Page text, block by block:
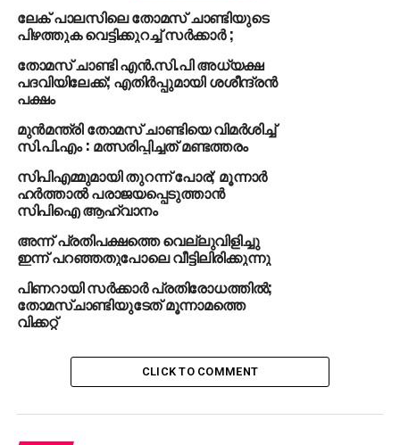
കഴിഞ്ഞ ദിവസംവരെ വെല്ലുവിളിച്ചുനിന്ന
തോമസ്ചാണ്ടിയുടെ നില വിജിലന്‍സ് അന്വേഷണം
വന്നതോടെ പരുങ്ങലിലായി. സ്ഥിതി അതീവ
ഗുരുതരമെന്ന് സി.പി.ഐ സംസ്ഥാന സെക്രട്ടറി കാനം
രാജേന്ദ്രന്‍ പറഞ്ഞു. ഇടതുനേതാക്കളുടെ
പൊതുവികാരവും ഇതുതന്നെയാണ്. അതേസമയം
കോടതി വിധിയോട് മുഖ്യമന്ത്രി പിണറായി വിജയന്‍
പ്രതികരിച്ചില്ല. ഇതുസംബന്ധിച്ച
മാധ്യമപ്രവര്‍ത്തകരുടെ ചോദ്യത്തിന് മറുപടി
നല്‍കാതെ മുഖ്യമന്ത്രി ഒഴിഞ്ഞുമാറി.
യു.ഡി.എഫ് സര്‍ക്കാരിന്റെ കാലത്ത് കെ.എം. മാണിക്കും
വന്നപ്പോള്‍ പിണറായിയും കോടിയേരിയും നടത്തിയ
പ്രതികരണങ്ങള്‍ തന്നെയാണ് തോമസ്ചാണ്ടിയുടെ
തിരിച്ചടിയാകുന്നത്. ഇത്രയേറെ ആരോപണങ്ങള്‍
വന്നിട്ടും തോമസ്ചാണ്ടിയെ പിന്തുണക്കുന്ന നിലപാടാണ്
ലേക് പാലസിലെ തോമസ് ചാണ്ടിയുടെ
പിഴത്തുക വെട്ടിക്കുറച്ച് സര്‍ക്കാര്‍ ;
തോമസ് ചാണ്ടി എന്‍.സി.പി അധ്യക്ഷ
പദവിയിലേക്ക്; എതിര്‍പ്പുമായി ശശീന്ദ്രന്‍
പക്ഷം
മുന്‍മന്ത്രി തോമസ് ചാണ്ടിയെ വിമര്‍ശിച്ച്
സി.പി.എം : മത്സരിപ്പിച്ചത് മണ്ടത്തരം
സിപിഎമ്മുമായി തുറന്ന് പോര്; മൂന്നാര്‍
ഹര്‍ത്താല്‍ പരാജയപ്പെടുത്താന്‍
സിപിഐ ആഹ്വാനം
അന്ന് പ്രതിപക്ഷത്തെ വെല്ലുവിളിച്ചു
ഇന്ന് പറഞ്ഞതുപോലെ വീട്ടിലിരിക്കുന്നു
പിണറായി സര്‍ക്കാര്‍ പ്രതിരോധത്തില്‍;
തോമസ്ചാണ്ടിയുടേത് മൂന്നാമത്തെ
വിക്കറ്റ്
CLICK TO COMMENT